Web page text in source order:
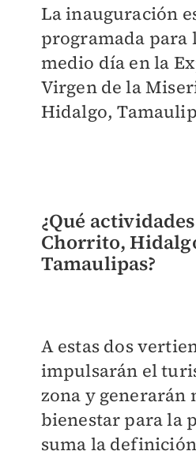
La inauguración
programada para
medio día en la
Virgen de la
Hidalgo,
¿Qué
Chorrito,
Tamaulipas?
A estas dos
impulsarán el
zona y generarán
bienestar para la
suma la